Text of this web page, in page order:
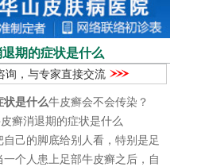
期的症状是什么
询，与专家直接交流
状是什么牛皮癣会不会传染？
己的脚底给别人看，特别是足
个人患上足部牛皮癣之后，自